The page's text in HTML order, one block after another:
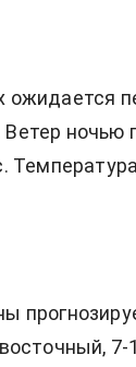
ожидается
ночью